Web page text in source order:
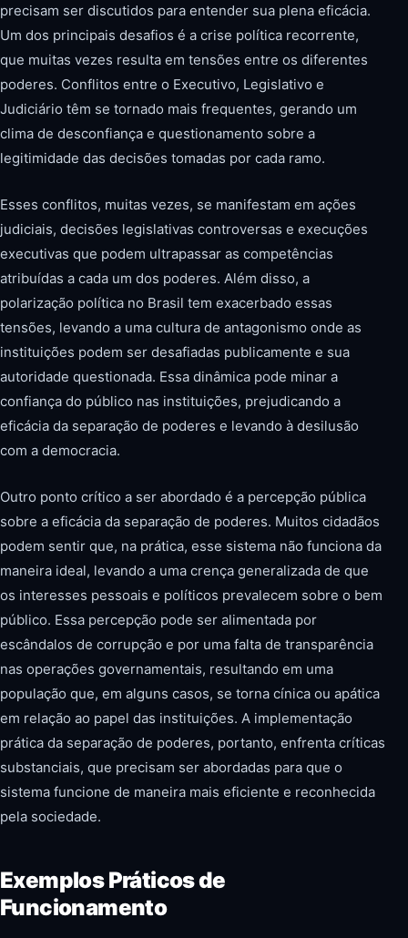
precisam ser discutidos para entender sua plena eficácia.
Um dos principais desafios é a crise política recorrente,
que muitas vezes resulta em tensões entre os diferentes
poderes. Conflitos entre o Executivo, Legislativo e
Judiciário têm se tornado mais frequentes, gerando um
clima de desconfiança e questionamento sobre a
legitimidade das decisões tomadas por cada ramo.
Esses conflitos, muitas vezes, se manifestam em ações
judiciais, decisões legislativas controversas e execuções
executivas que podem ultrapassar as competências
atribuídas a cada um dos poderes. Além disso, a
polarização política no Brasil tem exacerbado essas
tensões, levando a uma cultura de antagonismo onde as
instituições podem ser desafiadas publicamente e sua
autoridade questionada. Essa dinâmica pode minar a
confiança do público nas instituições, prejudicando a
eficácia da separação de poderes e levando à desilusão
com a democracia.
Outro ponto crítico a ser abordado é a percepção pública
sobre a eficácia da separação de poderes. Muitos cidadãos
podem sentir que, na prática, esse sistema não funciona da
maneira ideal, levando a uma crença generalizada de que
os interesses pessoais e políticos prevalecem sobre o bem
público. Essa percepção pode ser alimentada por
escândalos de corrupção e por uma falta de transparência
nas operações governamentais, resultando em uma
população que, em alguns casos, se torna cínica ou apática
em relação ao papel das instituições. A implementação
prática da separação de poderes, portanto, enfrenta críticas
substanciais, que precisam ser abordadas para que o
sistema funcione de maneira mais eficiente e reconhecida
pela sociedade.
Exemplos Práticos de
Funcionamento